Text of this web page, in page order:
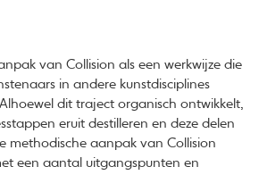
van Collision als een werkwijze die
in andere kunstdisciplines
dit traject organisch ontwikkelt,
eruit destilleren en deze delen
methodische aanpak van Collision
een aantal uitgangspunten en